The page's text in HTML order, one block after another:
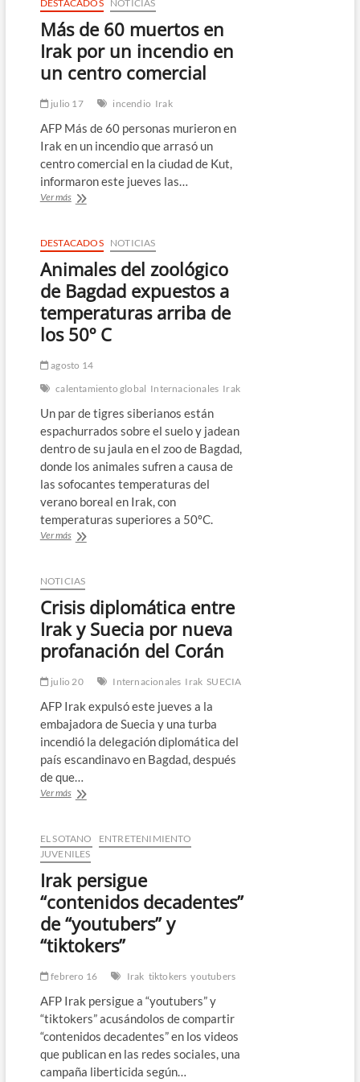
DESTACADOS NOTICIAS
Más de 60 muertos en
Irak por un incendio en
un centro comercial
julio 17 incendio Irak
AFP Más de 60 personas murieron en
Irak en un incendio que arrasó un
centro comercial en la ciudad de Kut,
informaron este jueves las…
Ver másMás
muertos
en
Irak
por
un
incendio
en
un
comercial
DESTACADOS NOTICIAS
Animales del zoológico
de Bagdad expuestos a
temperaturas arriba de
los 50º C
agosto 14
calentamiento global Internacionales Irak
Un par de tigres siberianos están
espachurrados sobre el suelo y jadean
dentro de su jaula en el zoo de Bagdad,
donde los animales sufren a causa de
las sofocantes temperaturas del
verano boreal en Irak, con
temperaturas superiores a 50ºC.
Ver másAnimales
de
Bagdad
expuestos
temperaturas
arriba
los
C
NOTICIAS
Crisis diplomática entre
Irak y Suecia por nueva
profanación del Corán
julio 20 Internacionales Irak SUECIA
AFP Irak expulsó este jueves a la
embajadora de Suecia y una turba
incendió la delegación diplomática del
país escandinavo en Bagdad, después
de que…
Ver másCrisis
Irak
y
Suecia
por
nueva
profanación
del
Corán
EL SOTANO
ENTRETENIMIENTO
JUVENILES
Irak persigue
“contenidos decadentes”
de “youtubers” y
“tiktokers”
febrero 16 Irak tiktokers youtubers
AFP Irak persigue a “youtubers” y
“tiktokers” acusándolos de compartir
“contenidos decadentes” en los videos
que publican en las redes sociales, una
campaña liberticida según…